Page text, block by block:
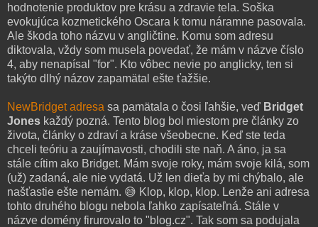
hodnotenie produktov pre krásu a zdravie tela. Soška
evokujúca kozmetického Oscara k tomu náramne pasovala.
Ale škoda toho názvu v angličtine. Komu som adresu
diktovala, vždy som musela povedať, že mám v názve číslo
4, aby nenapísal "for". Kto vôbec nevie po anglicky, ten si
takýto dlhý názov zapamätal ešte ťažšie.
NewBridget adresa sa pamätala o čosi ľahšie, veď Bridget
Jones každý pozná. Tento blog bol miestom pre články zo
života, články o zdraví a kráse všeobecne. Keď ste teda
chceli teóriu a zaujímavosti, chodili ste naň. A áno, ja sa
stále cítim ako Bridget. Mám svoje roky, mám svoje kilá, som
(už) zadaná, ale nie vydatá. Už len dieťa by mi chýbalo, ale
našťastie ešte nemám. 😅 Klop, klop, klop. Lenže ani adresa
tohto druhého blogu nebola ľahko zapísateľná. Stále v
názve domény firurovalo to "blog.cz". Tak som sa podujala